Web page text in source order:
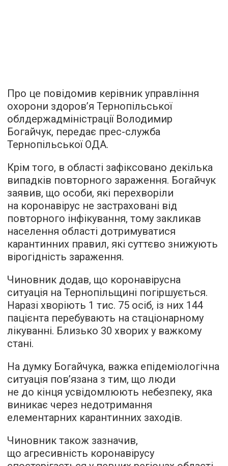
Про це повідомив керівник управління
охорони здоров’я Тернопільської
облдержадміністрації Володимир
Богайчук, передає прес-служба
Тернопільської ОДА.
Крім того, в області зафіксовано декілька
випадків повторного зараження. Богайчук
заявив, що особи, які перехворіли
на коронавірус не застраховані від
повторного інфікування, тому закликав
населення області дотримуватися
карантинних правил, які суттєво знижують
вірогідність зараження.
Чиновник додав, що коронавірусна
ситуація на Тернопільщині погіршується.
Наразі хворіють 1 тис. 75 осіб, із них 144
пацієнта перебувають на стаціонарному
лікуванні. Близько 30 хворих у важкому
стані.
На думку Богайчука, важка епідеміологічна
ситуація пов’язана з тим, що люди
не до кінця усвідомлюють небезпеку, яка
виникає через недотримання
елементарних карантинних заходів.
Чиновник також зазначив,
що агресивність коронавірусу